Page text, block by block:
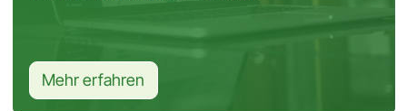
Mehr erfahren